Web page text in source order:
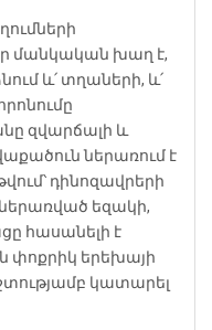
մանկական խաղ է,
և՛ տղաների, և՛
զվարճալի և
ներառում է
դինոզավրերի
եզակի,
հասանելի է
փոքրիկ երեխայի
կատարել